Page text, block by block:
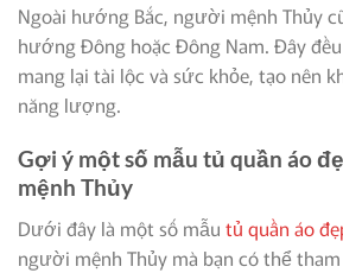
Ngoài hướng Bắc, người mệnh Thủy
hướng Đông hoặc Đông Nam. Đây
mang lại tài lộc và sức khỏe, tạo nên
năng lượng.
Gợi ý một số mẫu tủ quần áo
mệnh Thủy
Dưới đây là một số mẫu tủ quần áo
người mệnh Thủy mà bạn có thể